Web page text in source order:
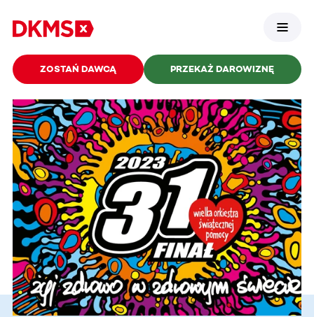
ZOSTAŃ DAWCĄ PRZEKAŻ DAROWIZNĘ